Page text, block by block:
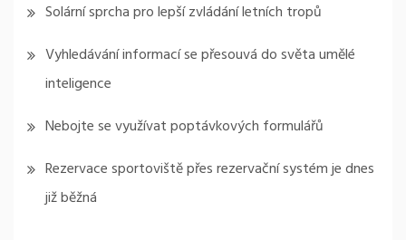
Solární sprcha pro lepší zvládání letních tropů
Vyhledávání informací se přesouvá do světa umělé
inteligence
Nebojte se využívat poptávkových formulářů
Rezervace sportoviště přes rezervační systém je dnes
již běžná